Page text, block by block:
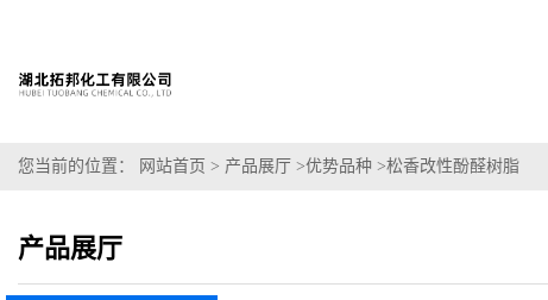
您当前的位置： 网站首页 > 产品展厅 >优势品种 >松香改性酚醛树脂
产品展厅